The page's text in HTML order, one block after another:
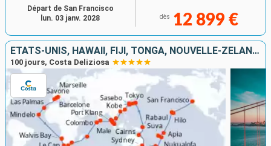
dès 12 899 €
Départ de San Francisco
lun. 03 janv. 2028
ÉTATS-UNIS, HAWAII, FIJI, TONGA, NOUVELLE-ZÉLANDE, AUSTRALIE, JAPON, CORÉE DU SUD, TAÏWAN, CHINE, SINGAPOUR, MALAISIE, THAÏLANDE, SRI LANKA, AFRIQUE DU SUD
100 jours, Costa Deliziosa